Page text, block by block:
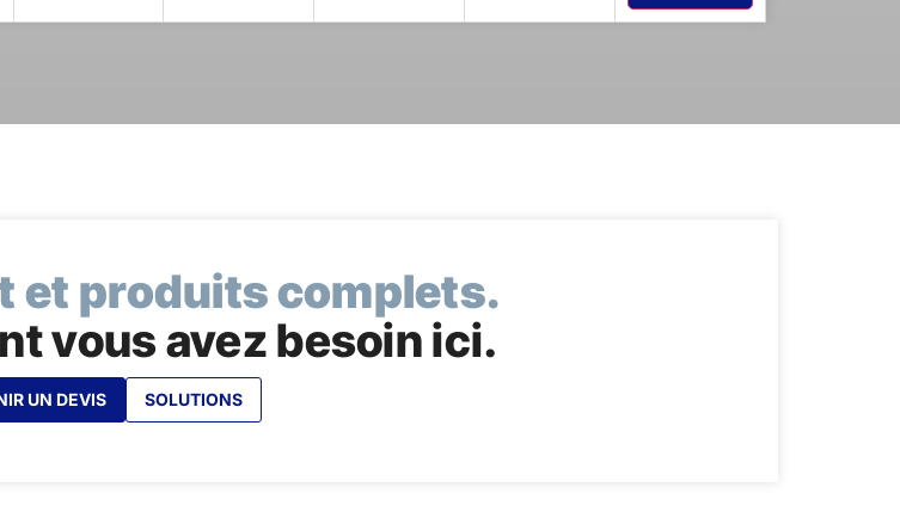
et produits complets.
vous avez besoin ici.
UN DEVIS SOLUTIONS